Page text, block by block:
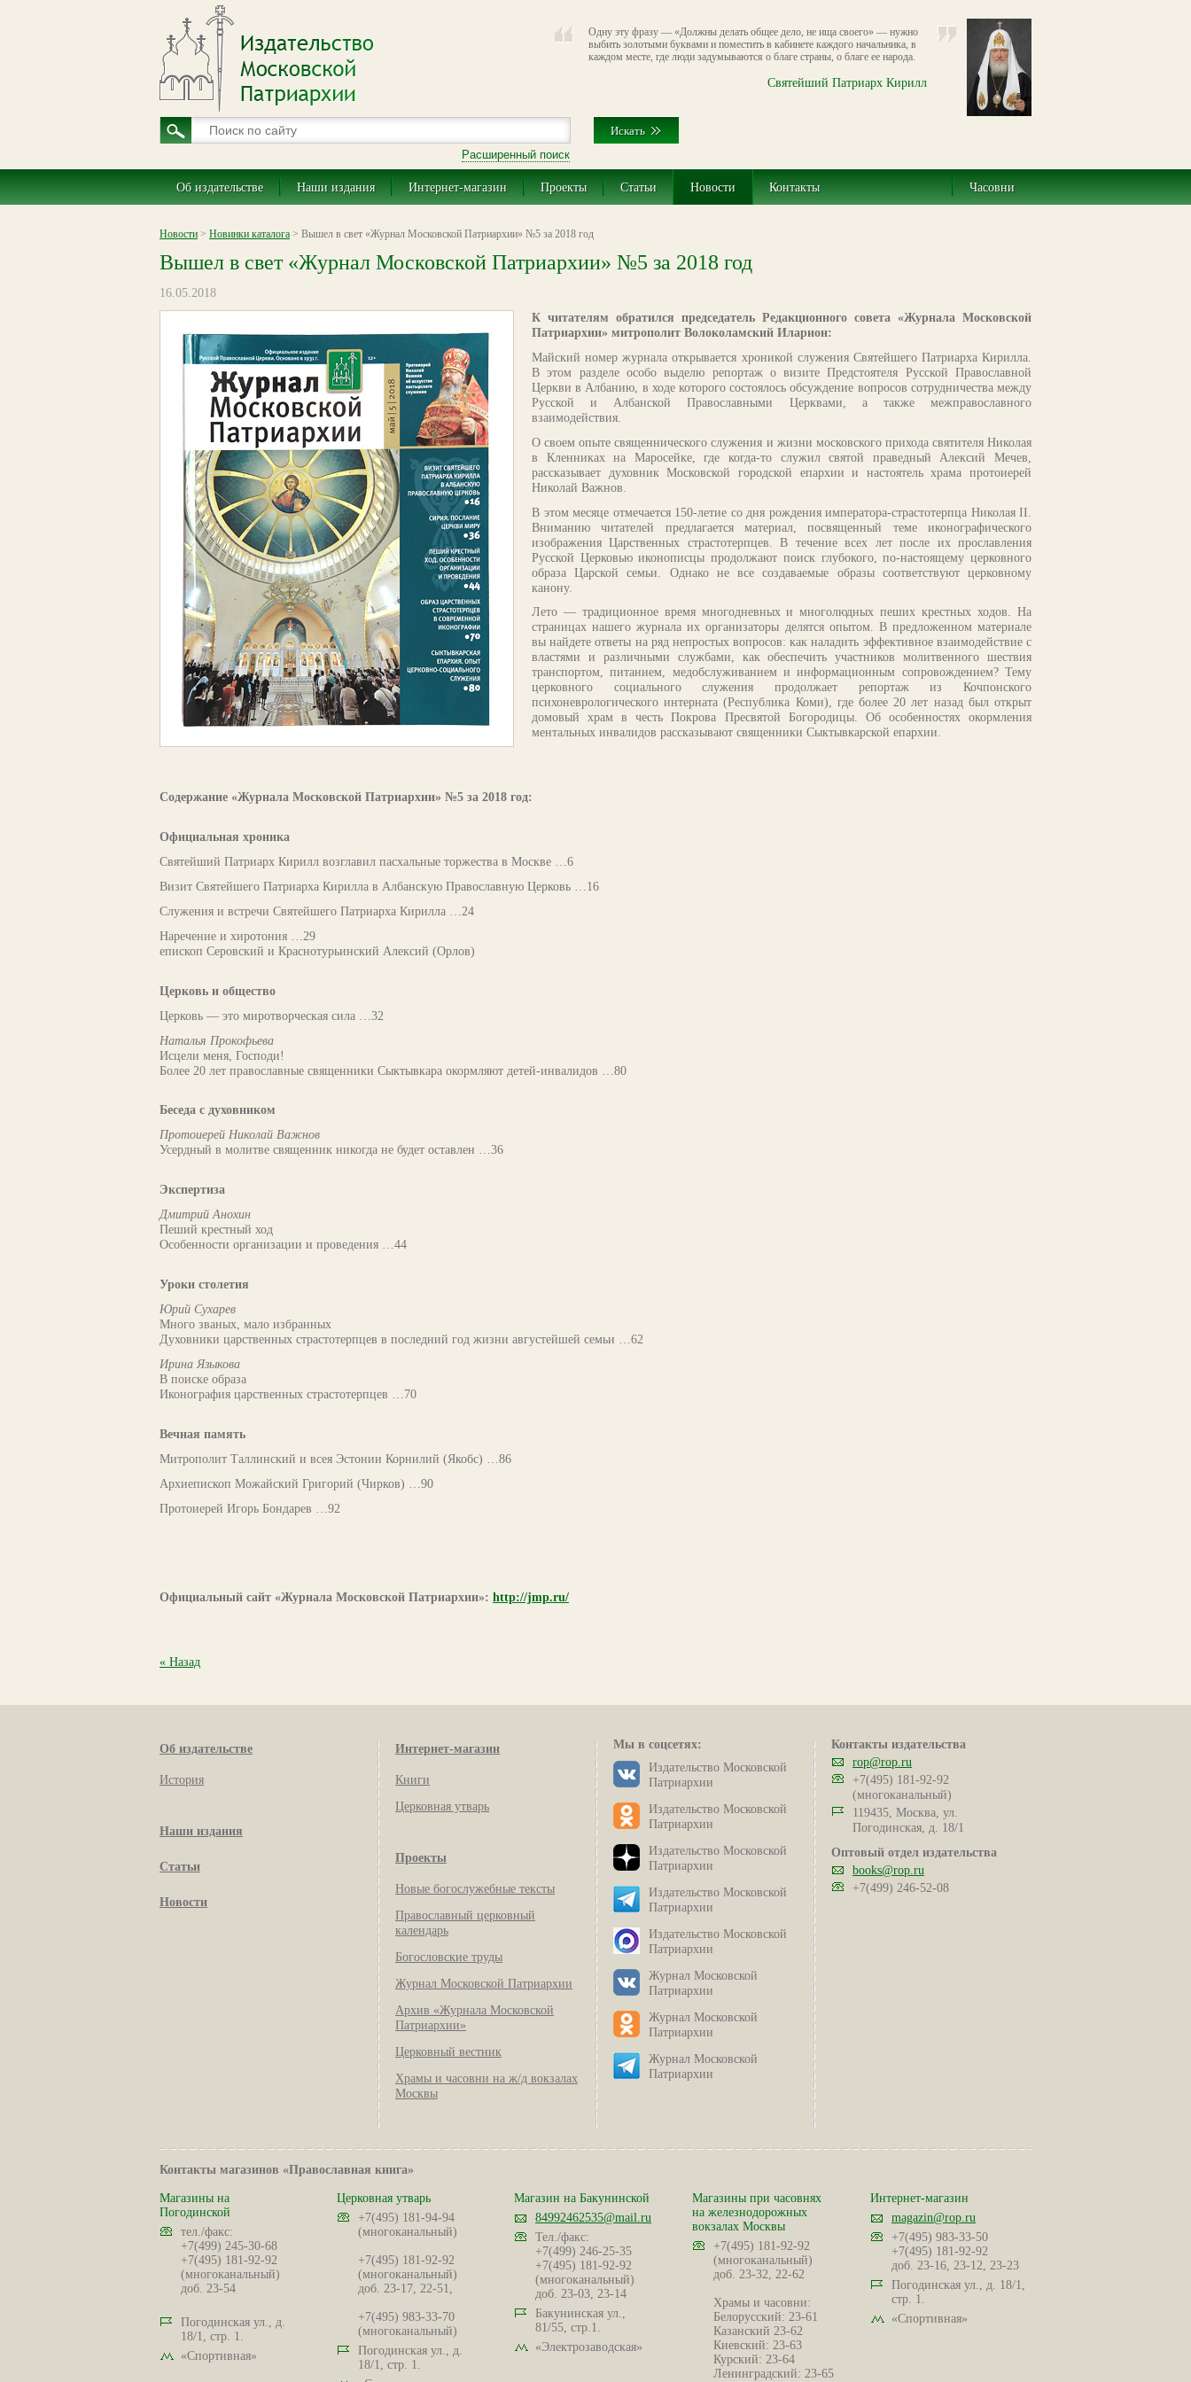
Одну эту фразу — «Должны делать общее дело, не ища своего» — нужно
выбить золотыми буквами и поместить в кабинете каждого начальника, в
каждом месте, где люди задумываются о благе страны, о благе ее народа.
Святейший Патриарх Кирилл
Расширенный поиск
Об издательстве Наши издания Интернет-магазин Проекты Статьи Новости Контакты Часовни
Новости > Новинки каталога > Вышел в свет «Журнал Московской Патриархии» №5 за 2018 год
Вышел в свет «Журнал Московской Патриархии» №5 за 2018 год
16.05.2018
К читателям обратился председатель Редакционного совета «Журнала Московской
Патриархии» митрополит Волоколамский Иларион:
Майский номер журнала открывается хроникой служения Святейшего Патриарха Кирилла.
В этом разделе особо выделю репортаж о визите Предстоятеля Русской Православной
Церкви в Албанию, в ходе которого состоялось обсуждение вопросов сотрудничества между
Русской и Албанской Православными Церквами, а также межправославного
взаимодействия.
О своем опыте священнического служения и жизни московского прихода святителя Николая
в Кленниках на Маросейке, где когда-то служил святой праведный Алексий Мечев,
рассказывает духовник Московской городской епархии и настоятель храма протоиерей
Николай Важнов.
В этом месяце отмечается 150-летие со дня рождения императора-страстотерпца Николая II.
Вниманию читателей предлагается материал, посвященный теме иконографического
изображения Царственных страстотерпцев. В течение всех лет после их прославления
Русской Церковью иконописцы продолжают поиск глубокого, по-настоящему церковного
образа Царской семьи. Однако не все создаваемые образы соответствуют церковному
канону.
Лето — традиционное время многодневных и многолюдных пеших крестных ходов. На
страницах нашего журнала их организаторы делятся опытом. В предложенном материале
вы найдете ответы на ряд непростых вопросов: как наладить эффективное взаимодействие с
властями и различными службами, как обеспечить участников молитвенного шествия
транспортом, питанием, медобслуживанием и информационным сопровождением? Тему
церковного социального служения продолжает репортаж из Кочпонского
психоневрологического интерната (Республика Коми), где более 20 лет назад был открыт
домовый храм в честь Покрова Пресвятой Богородицы. Об особенностях окормления
ментальных инвалидов рассказывают священники Сыктывкарской епархии.
Содержание «Журнала Московской Патриархии» №5 за 2018 год:
Официальная хроника
Святейший Патриарх Кирилл возглавил пасхальные торжества в Москве …6
Визит Святейшего Патриарха Кирилла в Албанскую Православную Церковь …16
Служения и встречи Святейшего Патриарха Кирилла …24
Наречение и хиротония …29
епископ Серовский и Краснотурьинский Алексий (Орлов)
Церковь и общество
Церковь — это миротворческая сила …32
Наталья Прокофьева
Исцели меня, Господи!
Более 20 лет православные священники Сыктывкара окормляют детей-инвалидов …80
Беседа с духовником
Протоиерей Николай Важнов
Усердный в молитве священник никогда не будет оставлен …36
Экспертиза
Дмитрий Анохин
Пеший крестный ход
Особенности организации и проведения …44
Уроки столетия
Юрий Сухарев
Много званых, мало избранных
Духовники царственных страстотерпцев в последний год жизни августейшей семьи …62
Ирина Языкова
В поиске образа
Иконография царственных страстотерпцев …70
Вечная память
Митрополит Таллинский и всея Эстонии Корнилий (Якобс) …86
Архиепископ Можайский Григорий (Чирков) …90
Протоиерей Игорь Бондарев …92
Официальный сайт «Журнала Московской Патриархии»: http://jmp.ru/
« Назад
Об издательстве
История
Наши издания
Статьи
Новости
Интернет-магазин
Книги
Церковная утварь
Проекты
Новые богослужебные тексты
Православный церковный
календарь
Богословские труды
Журнал Московской Патриархии
Архив «Журнала Московской
Патриархии»
Церковный вестник
Храмы и часовни на ж/д вокзалах
Москвы
Мы в соцсетях:
Издательство Московской
Патриархии
Издательство Московской
Патриархии
Издательство Московской
Патриархии
Издательство Московской
Патриархии
Издательство Московской
Патриархии
Журнал Московской
Патриархии
Журнал Московской
Патриархии
Журнал Московской
Патриархии
Контакты издательства
rop@rop.ru
+7(495) 181-92-92
(многоканальный)
119435, Москва, ул.
Погодинская, д. 18/1
Оптовый отдел издательства
books@rop.ru
+7(499) 246-52-08
Контакты магазинов «Православная книга»
Магазины на
Погодинской
тел./факс:
+7(499) 245-30-68
+7(495) 181-92-92
(многоканальный)
доб. 23-54
Погодинская ул., д.
18/1, стр. 1.
«Спортивная»
Церковная утварь
+7(495) 181-94-94
(многоканальный)
+7(495) 181-92-92
(многоканальный)
доб. 23-17, 22-51,
+7(495) 983-33-70
(многоканальный)
Погодинская ул., д.
18/1, стр. 1.
Магазин на Бакунинской
84992462535@mail.ru
Тел./факс:
+7(499) 246-25-35
+7(495) 181-92-92
(многоканальный)
доб. 23-03, 23-14
Бакунинская ул.,
81/55, стр.1.
«Электрозаводская»
Магазины при часовнях
на железнодорожных
вокзалах Москвы
+7(495) 181-92-92
(многоканальный)
доб. 23-32, 22-62
Храмы и часовни:
Белорусский: 23-61
Казанский 23-62
Киевский: 23-63
Курский: 23-64
Ленинградский: 23-65
Интернет-магазин
magazin@rop.ru
+7(495) 983-33-50
+7(495) 181-92-92
доб. 23-16, 23-12, 23-23
Погодинская ул., д. 18/1,
стр. 1.
«Спортивная»